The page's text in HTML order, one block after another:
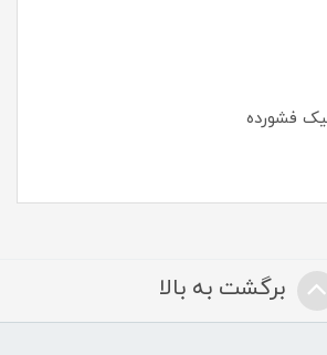
فشورده
برگشت به بالا